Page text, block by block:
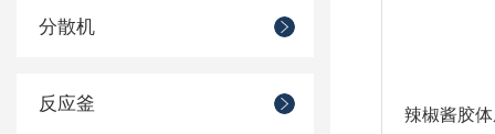
分散机
反应釜
辣椒酱胶